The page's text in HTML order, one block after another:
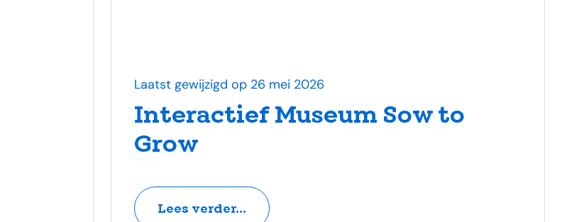
Interactief Museum Sow to
Grow
Laatst gewijzigd op 26 mei 2026
Lees verder...